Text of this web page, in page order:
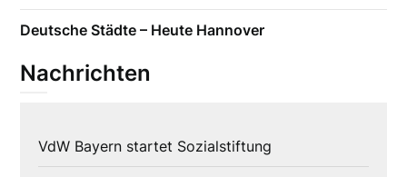
Deutsche Städte – Heute Hannover
Nachrichten
VdW Bayern startet Sozialstiftung